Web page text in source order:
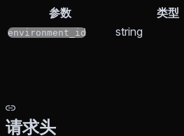
参数 类型
environment_id string
请求头